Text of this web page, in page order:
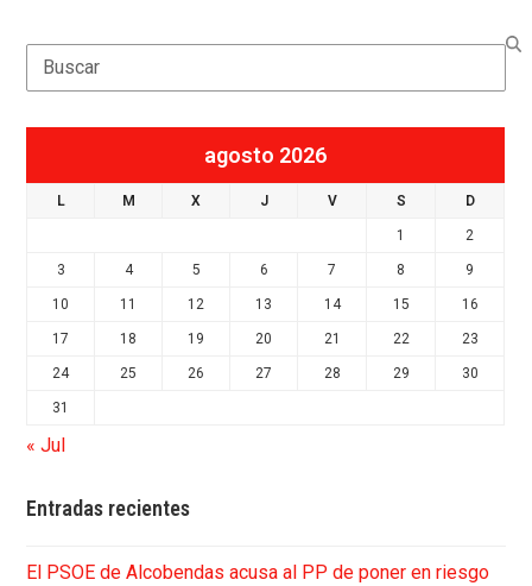
Search
agosto 2026
L M X J V S D
1 2
3 4 5 6 7 8 9
10 11 12 13 14 15 16
17 18 19 20 21 22 23
24 25 26 27 28 29 30
31
« Jul
Entradas recientes
El PSOE de Alcobendas acusa al PP de poner en riesgo